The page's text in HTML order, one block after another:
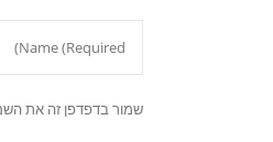
שמור בדפדפן זה את